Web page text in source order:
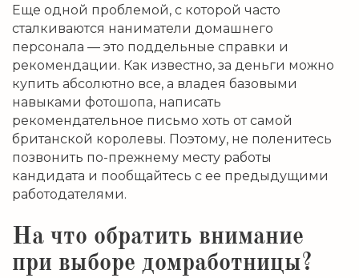
Еще одной проблемой, с которой часто
сталкиваются наниматели домашнего
персонала — это поддельные справки и
рекомендации. Как известно, за деньги можно
купить абсолютно все, а владея базовыми
навыками фотошопа, написать
рекомендательное письмо хоть от самой
британской королевы. Поэтому, не поленитесь
позвонить по-прежнему месту работы
кандидата и пообщайтесь с ее предыдущими
работодателями.
На что обратить внимание
при выборе домработницы?